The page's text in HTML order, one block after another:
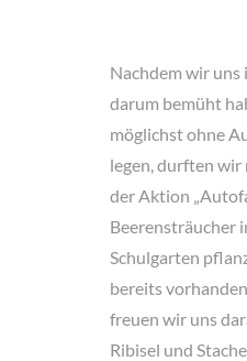
Nachdem wir uns
darum bemüht
möglichst ohne
legen, durften wir
der Aktion
Beerensträucher
Schulgarten
bereits
freuen wir uns
Ribisel und